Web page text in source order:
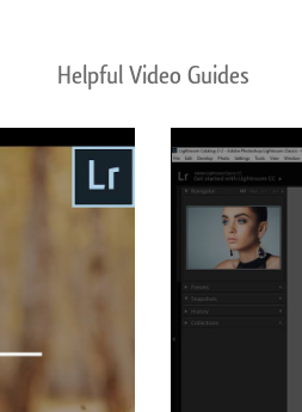
Helpful Video Guides